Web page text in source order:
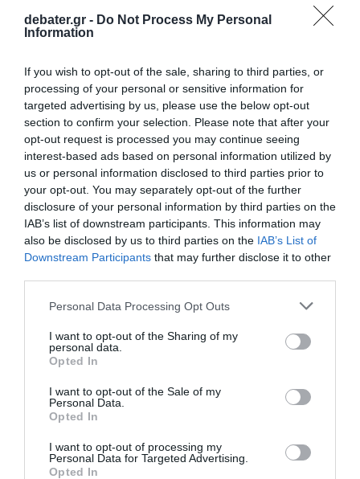
debater.gr - Do Not Process My Personal
Information
If you wish to opt-out of the sale, sharing to third parties, or
processing of your personal or sensitive information for
targeted advertising by us, please use the below opt-out
section to confirm your selection. Please note that after your
opt-out request is processed you may continue seeing
interest-based ads based on personal information utilized by
us or personal information disclosed to third parties prior to
your opt-out. You may separately opt-out of the further
disclosure of your personal information by third parties on the
IAB’s list of downstream participants. This information may
also be disclosed by us to third parties on the IAB’s List of
Downstream Participants that may further disclose it to other
Please note that this website/app uses one or more Google
not limited to your visit or usage behaviour. You may click to
grant or deny consent to Google and its third-party tags to
use your data for below specified purposes in below Google
consent section.
Personal Data Processing Opt Outs
I want to opt-out of the Sharing of my
personal data.
Opted In
I want to opt-out of the Sale of my
Personal Data.
Opted In
I want to opt-out of processing my
Personal Data for Targeted Advertising.
Opted In
DEBATES
Μπορούν Τσίπρας και Καρυστιανού να
Η γνώμη σας μετράει!
18.05.2026 - 10:00